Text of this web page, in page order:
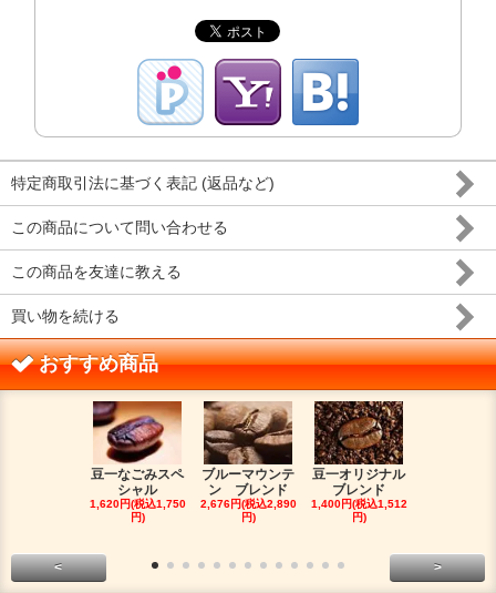
特定商取引法に基づく表記 (返品など)
この商品について問い合わせる
この商品を友達に教える
買い物を続ける
おすすめ商品
豆一なごみスペ
シャル
1,620円(税込1,750
円)
ブルーマウンテ
ン ブレンド
2,676円(税込2,890
円)
豆一オリジナル
ブレンド
1,400円(税込1,512
円)
< >